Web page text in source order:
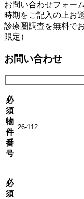
お問い合わせフォー
時期をご記入の上お
診療圏調査を無料で
限定）
お問い合わせ
必
須
物
件
番
号
必
須